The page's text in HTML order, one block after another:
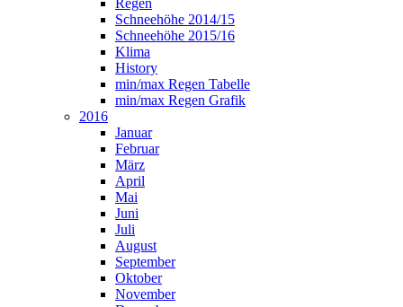
Regen
Schneehöhe 2014/15
Schneehöhe 2015/16
Klima
History
min/max Regen Tabelle
min/max Regen Grafik
2016
Januar
Februar
März
April
Mai
Juni
Juli
August
September
Oktober
November